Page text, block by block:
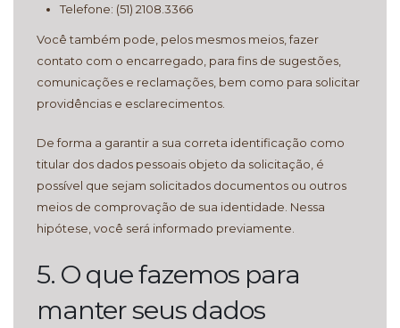
Telefone: (51) 2108.3366
Você também pode, pelos mesmos meios, fazer
contato com o encarregado, para fins de sugestões,
comunicações e reclamações, bem como para solicitar
providências e esclarecimentos.
De forma a garantir a sua correta identificação como
titular dos dados pessoais objeto da solicitação, é
possível que sejam solicitados documentos ou outros
meios de comprovação de sua identidade. Nessa
hipótese, você será informado previamente.
5. O que fazemos para
manter seus dados